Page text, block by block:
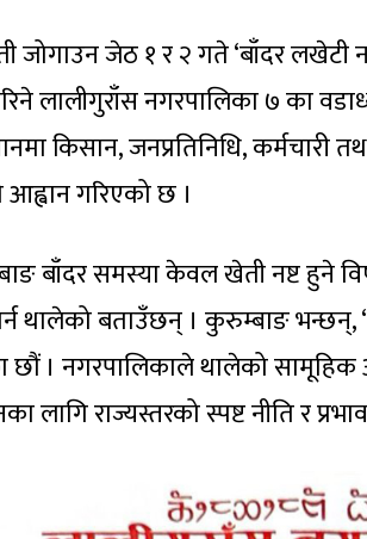
जोगाउन जेठ १ र २ गते ‘बाँदर लखेटी
लालीगुराँस नगरपालिका ७ का
किसान, जनप्रतिनिधि, कर्मचारी
गरिएको छ ।
बाँदर समस्या केवल खेती नष्ट हुने
थालेको बताउँछन् । कुरुम्बाङ भन्छन्,
छौं । नगरपालिकाले थालेको
लागि राज्यस्तरको स्पष्ट नीति र